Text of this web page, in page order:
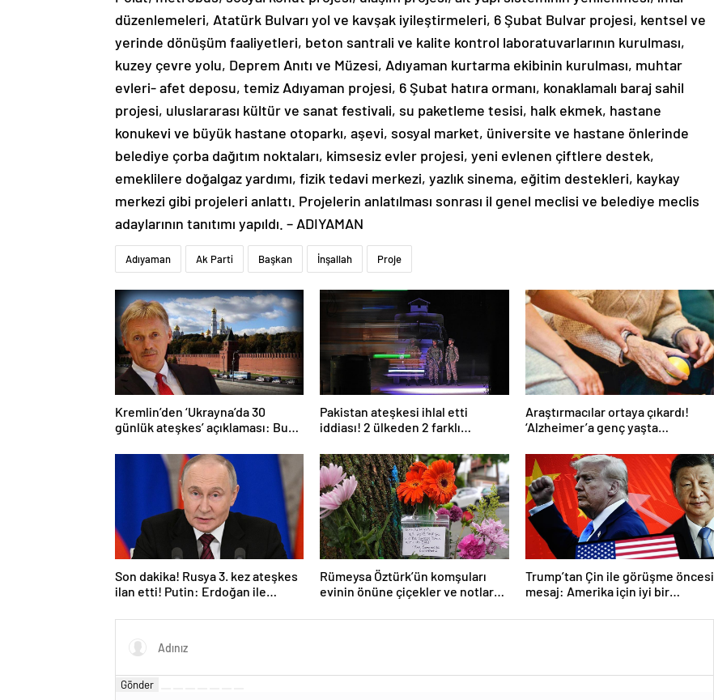
düzenlemeleri, Atatürk Bulvarı yol ve kavşak iyileştirmeleri, 6 Şubat Bulvar projesi, kentsel ve
yerinde dönüşüm faaliyetleri, beton santrali ve kalite kontrol laboratuvarlarının kurulması,
kuzey çevre yolu, Deprem Anıtı ve Müzesi, Adıyaman kurtarma ekibinin kurulması, muhtar
evleri- afet deposu, temiz Adıyaman projesi, 6 Şubat hatıra ormanı, konaklamalı baraj sahil
projesi, uluslararası kültür ve sanat festivali, su paketleme tesisi, halk ekmek, hastane
konukevi ve büyük hastane otoparkı, aşevi, sosyal market, üniversite ve hastane önlerinde
belediye çorba dağıtım noktaları, kimsesiz evler projesi, yeni evlenen çiftlere destek,
emeklilere doğalgaz yardımı, fizik tedavi merkezi, yazlık sinema, eğitim destekleri, kaykay
merkezi gibi projeleri anlattı. Projelerin anlatılması sonrası il genel meclisi ve belediye meclis
adaylarının tanıtımı yapıldı. – ADIYAMAN
Adıyaman Ak Parti Başkan İnşallah Proje
Kremlin’den ‘Ukrayna’da 30
günlük ateşkes’ açıklaması: Bunu
Pakistan ateşkesi ihlal etti
iddiası! 2 ülkeden 2 farklı
Araştırmacılar ortaya çıkardı!
‘Alzheimer’a genç yaşta
Son dakika! Rusya 3. kez ateşkes
ilan etti! Putin: Erdoğan ile
Rümeysa Öztürk’ün komşuları
evinin önüne çiçekler ve notlar
Trump’tan Çin ile görüşme öncesi
mesaj: Amerika için iyi bir
Gönder